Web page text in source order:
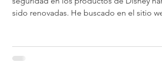
sido renovadas. He buscado en el sitio